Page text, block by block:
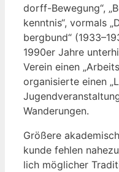
dorff-Bewe­gung“,
kennt­nis“, vor­mals
berg­bund“
1990er Jah­re
Ver­ein einen
orga­ni­sier­te einen
Wanderungen.
Grö­ße­re
kun­de feh­len
lich mög­li­cher